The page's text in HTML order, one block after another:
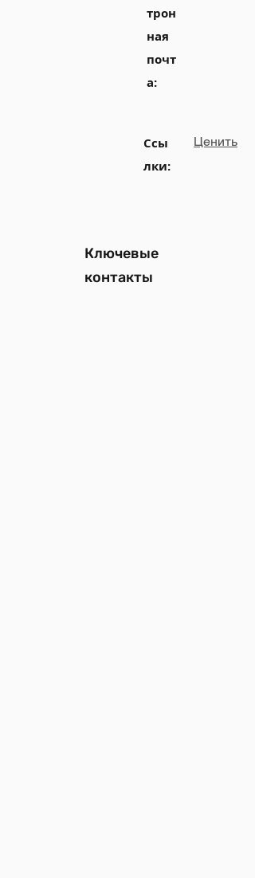
трон
ная
почт
а:
Ссы
лки:
Ценить
Ключевые
контакты